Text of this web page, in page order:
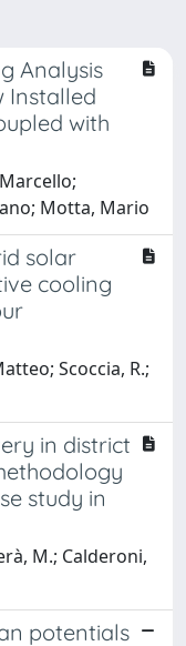
Analysis
Installed
with
Motta, Mario
solar
cooling
Scoccia, R.;
in district
study in
M.; Calderoni,
potentials